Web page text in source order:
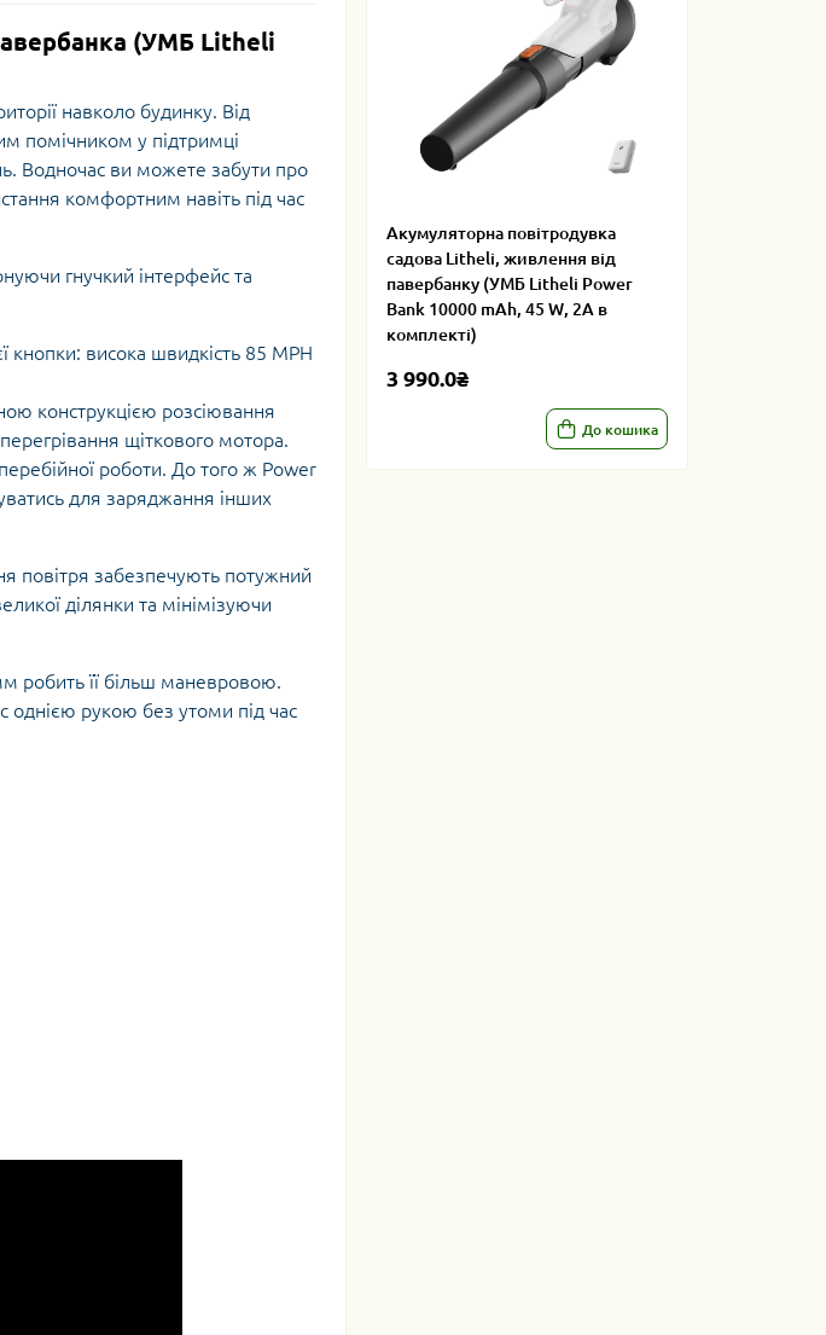
Акумуляторна повітродувка
садова Litheli, живлення від
павербанку (УМБ Litheli Power
Bank 10000 mAh, 45 W, 2А в
комплекті)
3 990.0₴
До кошика
(УМБ Litheli
навколо будинку. Від
помічником у підтримці
Водночас ви можете забути про
комфортним навіть під час
гнучкий інтерфейс та
висока швидкість 85 MPH
конструкцією розсіювання
щіткового мотора.
роботи. До того ж Power
для заряджання інших
повітря забезпечують потужний
ділянки та мінімізуючи
робить її більш маневровою.
рукою без утоми під час